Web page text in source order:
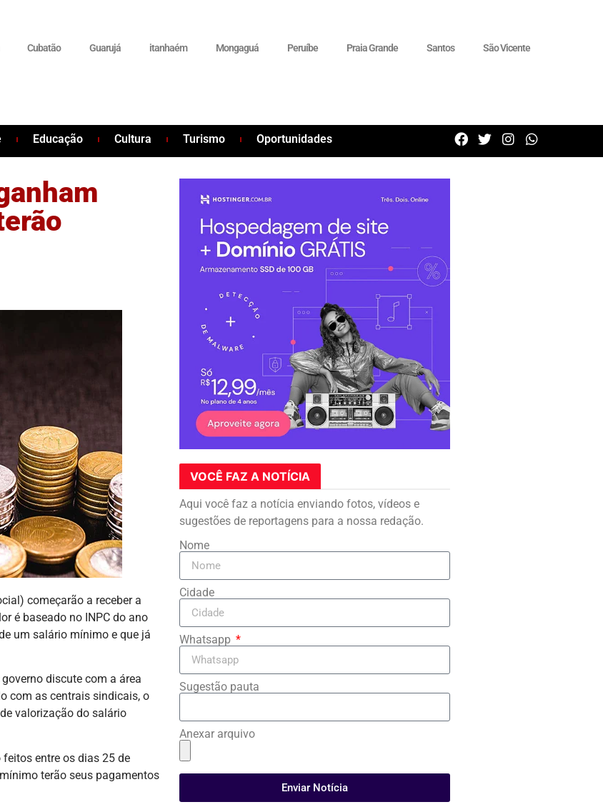
Cubatão Guarujá itanhaém Mongaguá Peruíbe Praia Grande Santos São Vicente
Educação Cultura Turismo Oportunidades
começarão a receber a
é baseado no INPC do ano
um salário mínimo e que já
discute com a área
com as centrais sindicais, o
valorização do salário
entre os dias 25 de
terão seus pagamentos
VOCÊ FAZ A NOTÍCIA
Aqui você faz a notícia enviando fotos, vídeos e
sugestões de reportagens para a nossa redação.
Nome
Cidade
Whatsapp
Sugestão pauta
Anexar arquivo
Enviar Notícia